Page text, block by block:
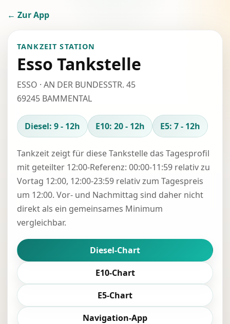
← Zur App
TANKZEIT STATION
Esso Tankstelle
ESSO · AN DER BUNDESSTR. 45
69245 BAMMENTAL
Diesel: 9 - 12h E10: 20 - 12h E5: 7 - 12h
Tankzeit zeigt für diese Tankstelle das Tagesprofil
mit geteilter 12:00-Referenz: 00:00-11:59 relativ zu
Vortag 12:00, 12:00-23:59 relativ zum Tagespreis
um 12:00. Vor- und Nachmittag sind daher nicht
direkt als ein gemeinsames Minimum
vergleichbar.
Diesel-Chart
E10-Chart
E5-Chart
Navigation-App